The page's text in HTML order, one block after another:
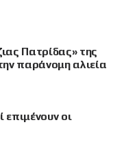
Πατρίδας» της
παράνομη αλιεία
επιμένουν οι